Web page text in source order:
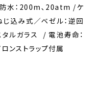
水：200m、20atm /ケ
じ込み式／ベゼル：逆回
ルガラス / 電池寿命：
ンストラップ付属